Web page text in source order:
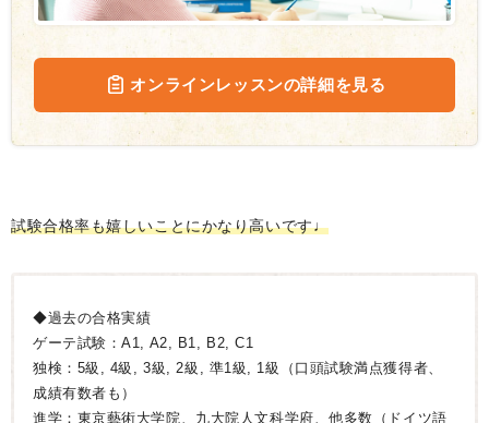
オンラインレッスンの詳細を見る
試験合格率も嬉しいことにかなり高いです♩
◆過去の合格実績
ゲーテ試験：A1, A2, B1, B2, C1
独検：5級, 4級, 3級, 2級, 準1級, 1級（口頭試験満点獲得者、
成績有数者も）
進学：東京藝術大学院、九大院人文科学府、他多数（ドイツ語